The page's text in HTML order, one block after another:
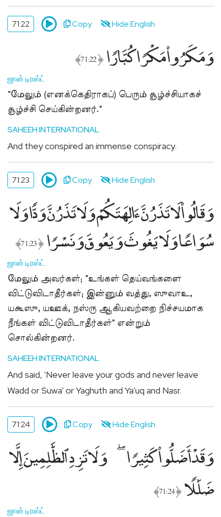
71:22 Copy Hide English
وَمَكَرُوا۟ مَكْرًۭا كُبَّارًۭا ﴿71:22﴾
ஜான் டிரஸ்ட்
"மேலும் (எனக்கெதிராகப்) பெரும் சூழ்ச்சியாகச்
சூழ்ச்சி செய்கின்றனர்."
SAHEEH INTERNATIONAL
And they conspired an immense conspiracy.
71:23 Copy Hide English
وَقَالُوا۟ لَا تَذَرُنَّ ءَالِهَتَكُمْ وَلَا تَذَرُنَّ وَدًّۭا وَلَا
سُوَاعًۭا وَلَا يَغُوثَ وَيَعُوقَ وَنَسْرًۭا ﴿71:23﴾
ஜான் டிரஸ்ட்
மேலும் அவர்கள்; "உங்கள் தெய்வங்களை
விட்டுவிடாதீர்கள்; இன்னும் வத்து, ஸுவாஉ,
யகூஸு, யஊக், நஸ்ரு ஆகியவற்றை நிச்சயமாக
நீங்கள் விட்டுவிடாதீர்கள்" என்றும்
சொல்கின்றனர்.
SAHEEH INTERNATIONAL
And said, 'Never leave your gods and never leave
Wadd or Suwa' or Yaghuth and Ya'uq and Nasr.
71:24 Copy Hide English
وَقَدْ أَضَلُّوا۟ كَثِيرًۭا وَلَا تَزِدِ ٱلظَّٰلِمِينَ إِلَّا
ضَلَٰلًۭا﴿71:24﴾
ஜான் டிரஸ்ட்